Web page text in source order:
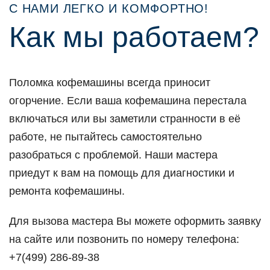
С НАМИ ЛЕГКО И КОМФОРТНО!
Как мы работаем?
Поломка кофемашины всегда приносит
огорчение. Если ваша кофемашина перестала
включаться или вы заметили странности в её
работе, не пытайтесь самостоятельно
разобраться с проблемой. Наши мастера
приедут к вам на помощь для диагностики и
ремонта кофемашины.
Для вызова мастера Вы можете оформить заявку
на сайте или позвонить по номеру телефона:
+7(499) 286-89-38